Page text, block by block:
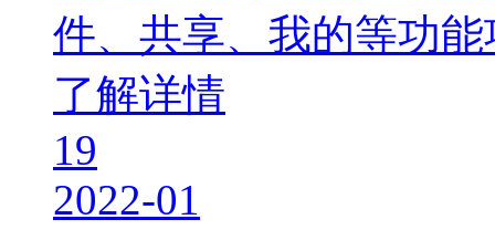
件、共享、我的等功
了解详情
19
2022-01